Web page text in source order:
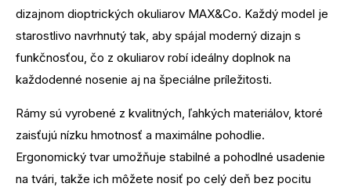
dizajnom dioptrických okuliarov MAX&Co. Každý model je
starostlivo navrhnutý tak, aby spájal moderný dizajn s
funkčnosťou, čo z okuliarov robí ideálny doplnok na
každodenné nosenie aj na špeciálne príležitosti.
Rámy sú vyrobené z kvalitných, ľahkých materiálov, ktoré
zaisťujú nízku hmotnosť a maximálne pohodlie.
Ergonomický tvar umožňuje stabilné a pohodlné usadenie
na tvári, takže ich môžete nosiť po celý deň bez pocitu